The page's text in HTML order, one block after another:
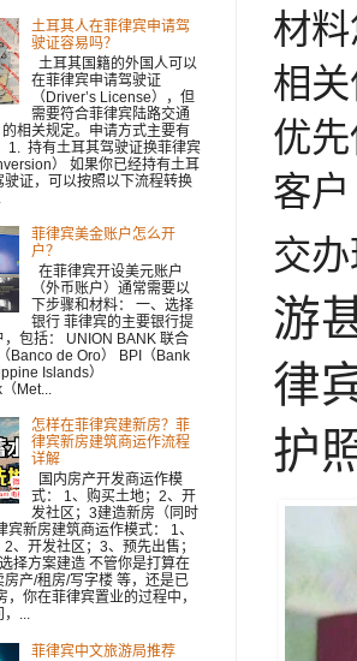
材
相
优
客
交
游
律
护
土耳其人在菲律宾申请驾
驶证容易吗？
土耳其国籍的外国人可以
在菲律宾申请驾驶证
（Driver’s License），但
需要符合菲律宾陆路交通
的相关规定。申请方式主要有
1. 持有土耳其驾驶证换菲律宾
） 如果你已经持有土耳
驶证，可以按照以下流程转换
菲律宾美金账户怎么开
户？
在菲律宾开设美元账户
（外币账户）通常需要以
下步骤和材料： 一、选择
银行 菲律宾的主要银行提
，包括： UNION BANK 联合
Banco de Oro） BPI（Bank
Islands）
Met...
怎样在菲律宾建新房？菲
律宾新房建筑商运作流程
详解
国内房产开发商运作模
式： 1、购买土地；2、开
发社区；3建造新房（同时
宾新房建筑商运作模式： 1、
、开发社区；3、预先出售；
择方案建造 不管你是打算在
房产/租房/写字楼 等，还是已
，你在菲律宾置业的过程中，
，...
菲律宾中文旅游局推荐